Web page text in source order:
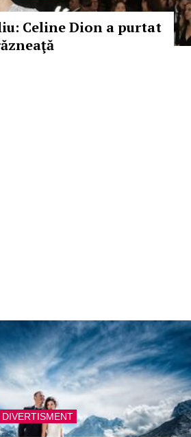
Celine Dion a purtat
DIVERTISMENT